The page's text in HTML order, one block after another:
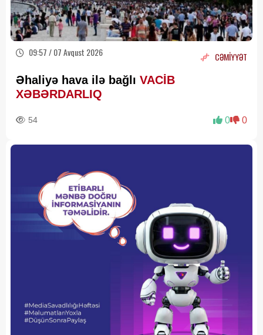
09:57 / 07 Avqust 2026 CƏMİYYƏT
Əhaliyə hava ilə bağlı VACİB
XƏBƏRDARLIQ
54 0 0